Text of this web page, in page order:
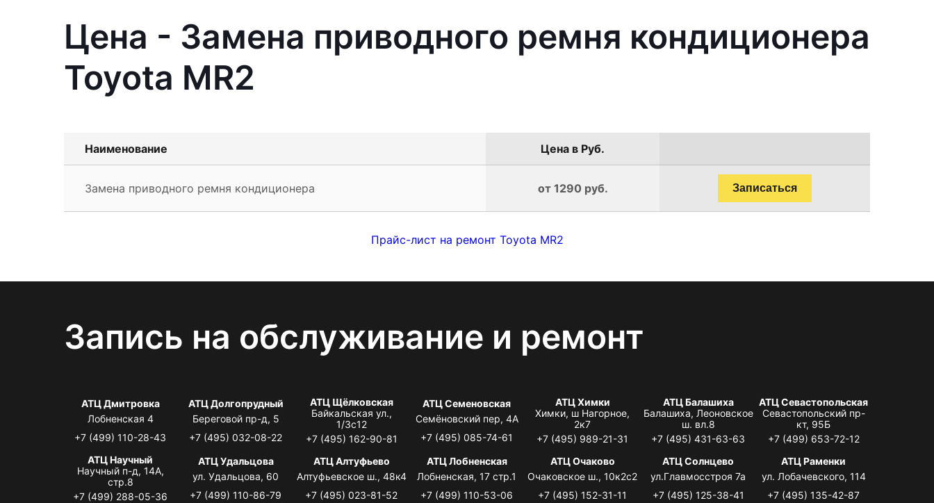
Цена - Замена приводного ремня кондиционера
Toyota MR2
Наименование Цена в Руб.
Замена приводного ремня кондиционера от 1290 руб. Записаться
Прайс-лист на ремонт Toyota MR2
Запись на обслуживание и ремонт
АТЦ Дмитровка
Лобненская 4
+7 (499) 110-28-43
АТЦ Долгопрудный
Береговой пр-д, 5
+7 (495) 032-08-22
АТЦ Щёлковская
Байкальская ул.,
1/3с12
+7 (495) 162-90-81
АТЦ Семеновская
Семёновский пер, 4А
+7 (495) 085-74-61
АТЦ Химки
Химки, ш Нагорное,
2к7
+7 (495) 989-21-31
АТЦ Балашиха
Балашиха, Леоновское
ш. вл.8
+7 (495) 431-63-63
АТЦ Севастопольская
Севастопольский пр-
кт, 95Б
+7 (499) 653-72-12
АТЦ Научный
Научный п-д, 14А,
стр.8
+7 (499) 288-05-36
АТЦ Удальцова
ул. Удальцова, 60
+7 (499) 110-86-79
АТЦ Алтуфьево
Алтуфьевское ш., 48к4
+7 (495) 023-81-52
АТЦ Лобненская
Лобненская, 17 стр.1
+7 (499) 110-53-06
АТЦ Очаково
Очаковское ш., 10к2с2
+7 (495) 152-31-11
АТЦ Солнцево
ул.Главмосстроя 7а
+7 (495) 125-38-41
АТЦ Раменки
ул. Лобачевского, 114
+7 (495) 135-42-87